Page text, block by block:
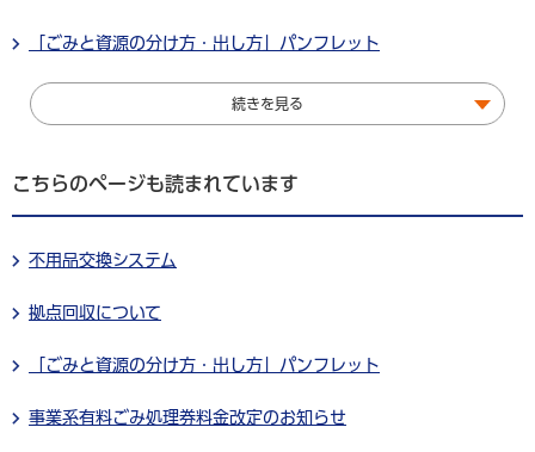
「ごみと資源の分け方・出し方」パンフレット
続きを見る
こちらのページも読まれています
不用品交換システム
拠点回収について
「ごみと資源の分け方・出し方」パンフレット
事業系有料ごみ処理券料金改定のお知らせ